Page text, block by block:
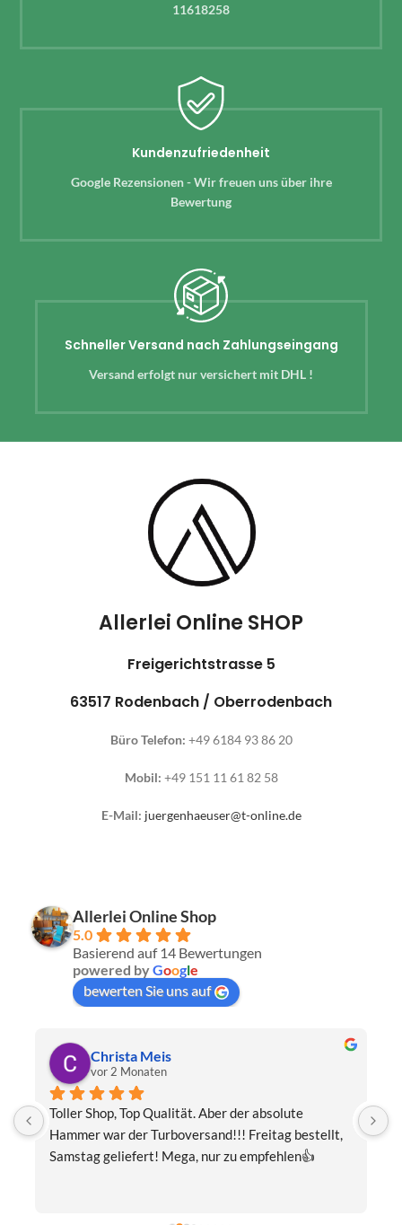
11618258
Kundenzufriedenheit
Google Rezensionen - Wir freuen uns über ihre
Bewertung
Schneller Versand nach Zahlungseingang
Versand erfolgt nur versichert mit DHL !
Allerlei Online SHOP
Freigerichtstrasse 5
63517 Rodenbach / Oberrodenbach
Büro Telefon: +49 6184 93 86 20
Mobil: +49 151 11 61 82 58
E-Mail: juergenhaeuser@t-online.de
Allerlei Online Shop
5.0
Basierend auf 14 Bewertungen
powered byGoogle
bewerten Sie uns auf
Christa Meis
vor 2 Monaten
Toller Shop, Top Qualität. Aber der absolute
Hammer war der Turboversand!!! Freitag bestellt,
Samstag geliefert! Mega, nur zu empfehlen👍